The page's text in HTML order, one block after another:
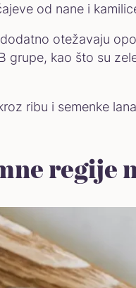
od nane i
otežavaju
kao što su
ribu i semenke
regije